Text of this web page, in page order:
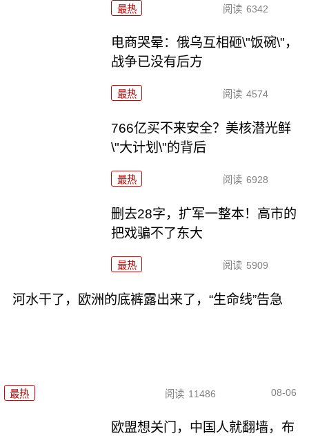
最热 阅读 6342
电商哭晕：俄乌互相砸\"饭碗\"，
战争已没有后方
最热 阅读 4574
766亿买不来安全？美核潜光鲜
\"大计划\"的背后
最热 阅读 6928
删去28字，扩军一整本！高市的
把戏骗不了东大
最热 阅读 5909
河水干了，欧洲的底裤露出来了，“生命线”告急
最热 阅读 11486 08-06
欧盟想关门，中国人就翻墙，布